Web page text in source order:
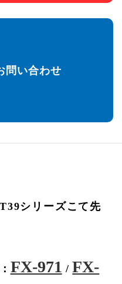
問い合わせ
シリーズこて先
FX-971 / FX-